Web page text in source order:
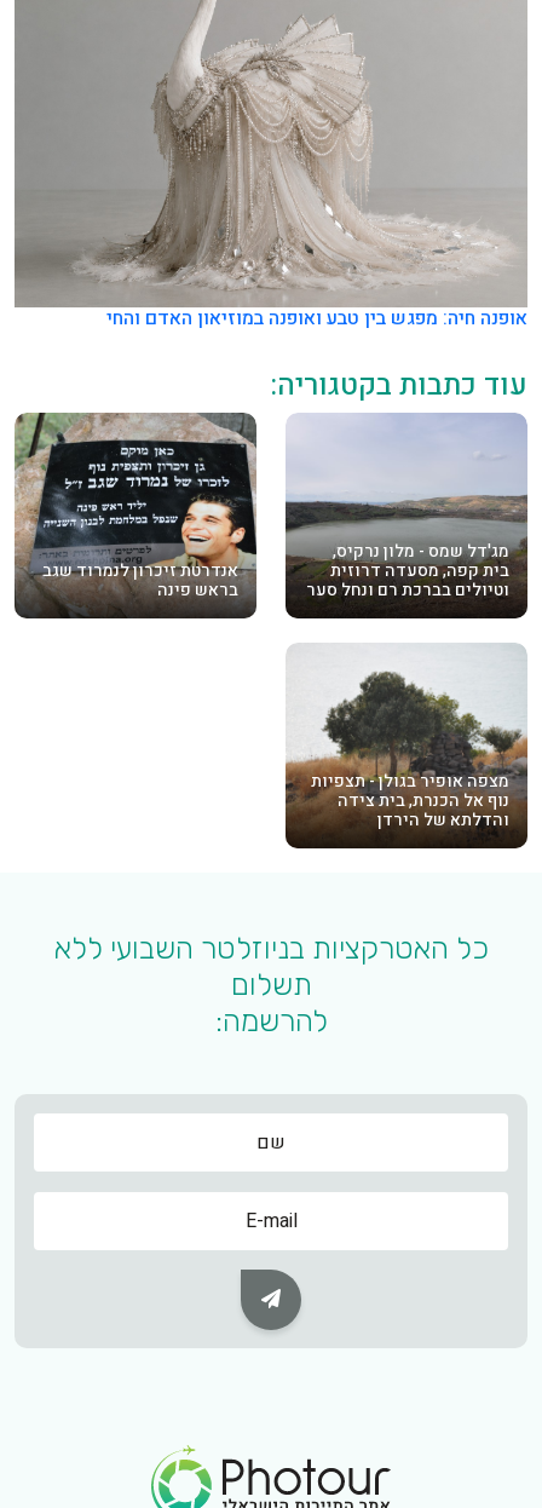
אופנה חיה: מפגש בין טבע ואופנה במוזיאון האדם והחי
עוד כתבות בקטגוריה:
מג'דל שמס - מלון נרקיס,
בית קפה, מסעדה דרוזית
וטיולים בברכת רם ונחל סער
אנדרטת זיכרון לנמרוד שגב
בראש פינה
מצפה אופיר בגולן - תצפיות
נוף אל הכנרת, בית צידה
והדלתא של הירדן
כל האטרקציות בניוזלטר השבועי ללא
תשלום
להרשמה:
שם
שם
Subscribe Button